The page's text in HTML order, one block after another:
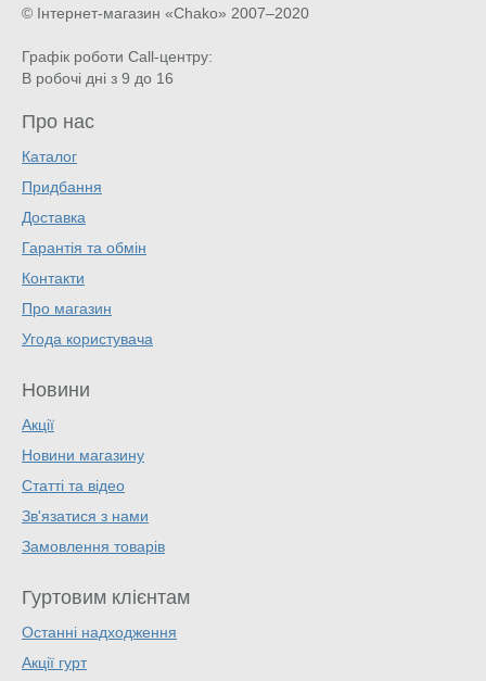
© Інтернет-магазин «Chako» 2007–2020
Графік роботи Call-центру:
В робочі дні з 9 до 16
Про нас
Каталог
Придбання
Доставка
Гарантія та обмін
Контакти
Про магазин
Угода користувача
Новини
Акції
Новини магазину
Статті та відео
Зв'язатися з нами
Замовлення товарів
Гуртовим клієнтам
Останні надходження
Акції гурт